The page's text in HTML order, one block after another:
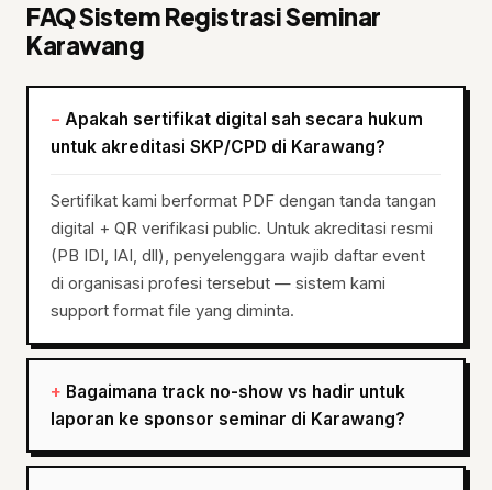
FAQ Sistem Registrasi Seminar
Karawang
Apakah sertifikat digital sah secara hukum
untuk akreditasi SKP/CPD di Karawang?
Sertifikat kami berformat PDF dengan tanda tangan
digital + QR verifikasi public. Untuk akreditasi resmi
(PB IDI, IAI, dll), penyelenggara wajib daftar event
di organisasi profesi tersebut — sistem kami
support format file yang diminta.
Bagaimana track no-show vs hadir untuk
laporan ke sponsor seminar di Karawang?